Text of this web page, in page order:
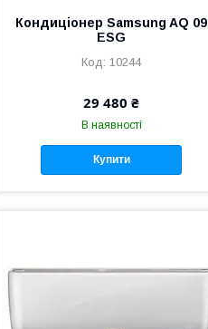
Кондиціонер Samsung AQ 09
ESG
10244
29 480 ₴
В наявності
Купити